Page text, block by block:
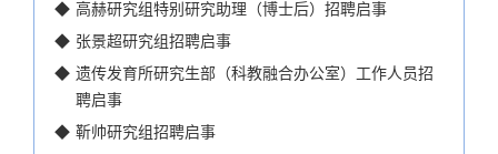
◆ 高赫研究组特别研究助理（博士后）招聘启事
◆ 张景超研究组招聘启事
◆ 遗传发育所研究生部（科教融合办公室）工作人员招
聘启事
◆ 靳帅研究组招聘启事